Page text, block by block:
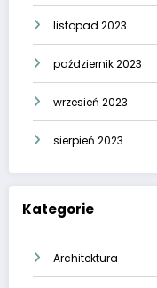
listopad 2023
październik 2023
wrzesień 2023
sierpień 2023
Kategorie
Architektura